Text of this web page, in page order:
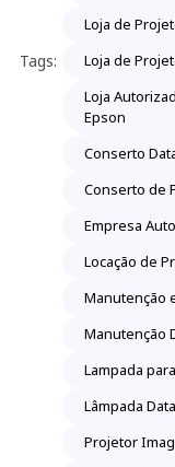
Tags:
Loja de
Loja de
Loja
Epson
Conserto
Conserto de
Empresa
Locação de
Manutenção
Manutenção
Lampada
Lâmpada
Projetor